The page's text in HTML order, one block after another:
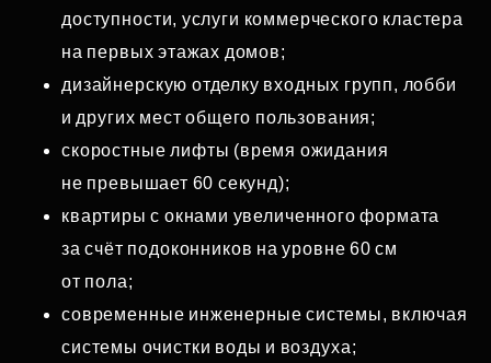
доступности, услуги коммерческого кластера
на первых этажах домов;
дизайнерскую отделку входных групп, лобби
и других мест общего пользования;
скоростные лифты (время ожидания
не превышает 60 секунд);
квартиры с окнами увеличенного формата
за счёт подоконников на уровне 60 см
от пола;
современные инженерные системы, включая
системы очистки воды и воздуха;